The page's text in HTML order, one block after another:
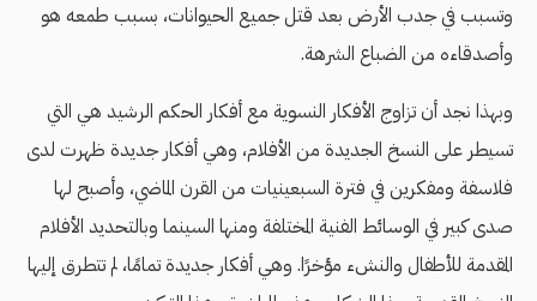
وتسبب في جدب الأرض بعد قتل جميع الحيوانات، بسبب طمعه هو
وأصدقاءه من الضباع الشرهة.
وبهذا نجد أن تزاوج الأفكار النسوية مع أفكار الحكم الرشيد هي التي
تسيطر على النسخ الجديدة من الأفلام، وهي أفكار جديدة ظهرت لدى
فلاسفة ومفكرين في فترة السبعينيات من القرن الماضي، وأصبح لها
صدى كبير في الوسائط الفنية المختلفة ومنها السينما وبالتحديد الأفلام
المقدمة للأطفال والنشء مؤخرًا. وهي أفكار جديدة تمامًا، لم تتطرق إليها